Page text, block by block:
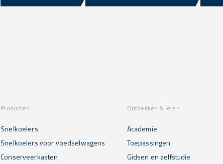
Producten
Snelkoelers
Snelkoelers voor voedselwagens
Conserveerkasten
Ontdekken & leren
Academie
Toepassingen
Gidsen en zelfstudie